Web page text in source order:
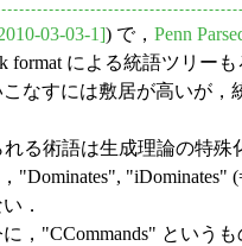
03-03-1]) で， Penn
format による統語ツリ
なすには敷居が高いが
る術語は生成理論の特
．
"CCommands" というも